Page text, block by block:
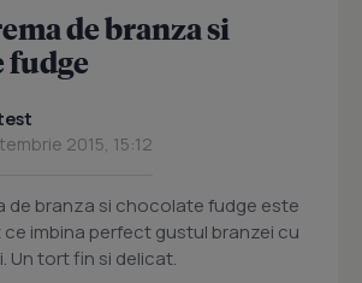
de branza si
fudge
2015, 15:12
de branza si chocolate fudge este
imbina perfect gustul branzei cu
Un tort fin si delicat.